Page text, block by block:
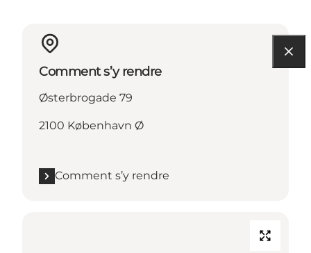
Comment s’y rendre
Østerbrogade 79
2100 København Ø
Comment s’y rendre